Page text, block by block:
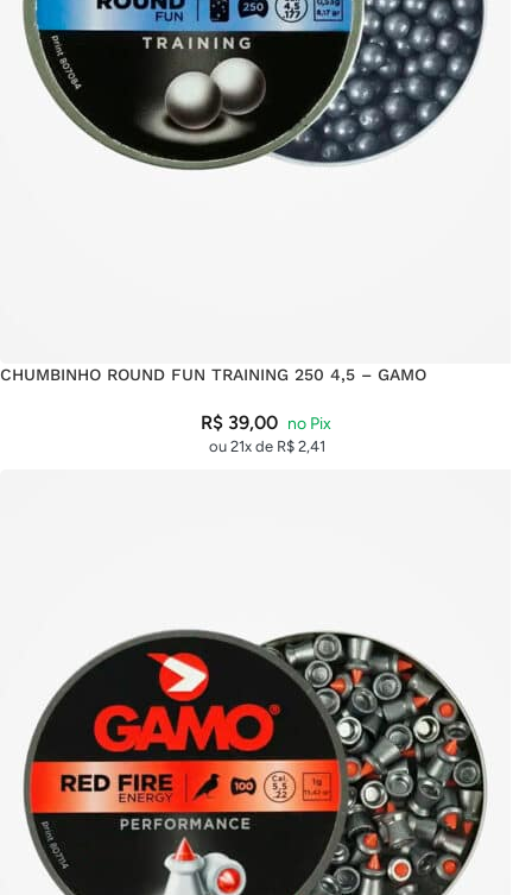
CHUMBINHO ROUND FUN TRAINING 250 4,5 – GAMO
R$ 39,00
ou 21x de R$2,41